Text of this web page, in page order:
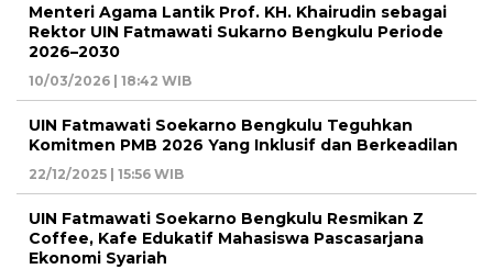
Menteri Agama Lantik Prof. KH. Khairudin sebagai
Rektor UIN Fatmawati Sukarno Bengkulu Periode
2026–2030
10/03/2026 | 18:42 WIB
UIN Fatmawati Soekarno Bengkulu Teguhkan
Komitmen PMB 2026 Yang Inklusif dan Berkeadilan
22/12/2025 | 15:56 WIB
UIN Fatmawati Soekarno Bengkulu Resmikan Z
Coffee, Kafe Edukatif Mahasiswa Pascasarjana
Ekonomi Syariah